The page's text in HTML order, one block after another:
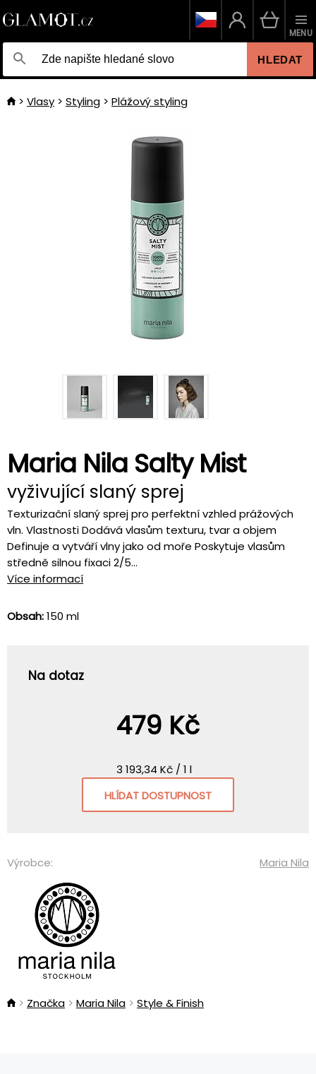
HLEDAT
MENU
Vlasy Styling Plážový styling
Maria Nila Salty Mist
vyživující slaný sprej
Texturizační slaný sprej pro perfektní vzhled prážových
vln. Vlastnosti Dodává vlasům texturu, tvar a objem
Definuje a vytváří vlny jako od moře Poskytuje vlasům
středně silnou fixaci 2/5...
Více informací
Obsah:150 ml
Na dotaz
479 Kč
3 193,34 Kč / 1 l
HLÍDAT DOSTUPNOST
Výrobce: Maria Nila
Značka Maria Nila Style & Finish